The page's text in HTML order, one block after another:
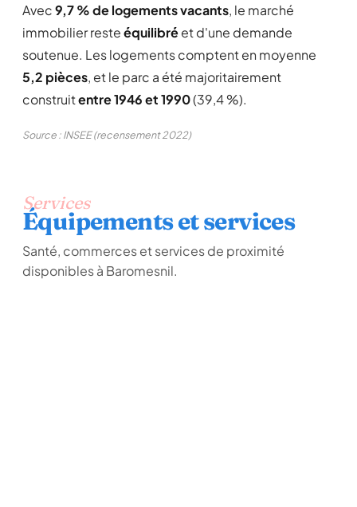
Avec9,7 % de logements vacants, le marché
immobilier resteéquilibréet d'une demande
soutenue. Les logements comptent en moyenne
5,2 pièces, et le parc a été majoritairement
construitentre 1946 et 1990(39,4 %).
Source : INSEE (recensement 2022)
Services
Équipements et services
Santé, commerces et services de proximité
disponibles à Baromesnil.